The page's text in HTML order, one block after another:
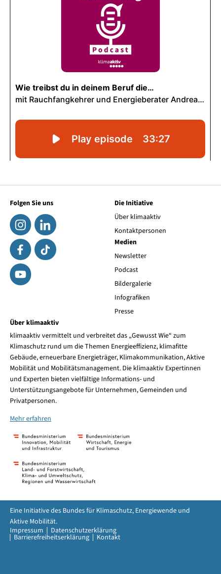
Folgen Sie uns
Die Initiative
Über klimaaktiv
Kontaktpersonen
Medien
Newsletter
Podcast
Bildergalerie
Infografiken
Presse
Über klimaaktiv
klimaaktiv vermittelt und verbreitet das „Gewusst Wie“ zum
Klimaschutz rund um die Themen Energieeffizienz, klimafitte
Gebäude, erneuerbare Energieträger, Klimakommunikation, Aktive
Mobilität und Mobilitätsmanagement. Die klimaaktiv Expertinnen
und Experten bieten vielfältige Informations- und
Unterstützungsangebote für Unternehmen, Gemeinden und
Privatpersonen.
Mehr erfahren
Impressum Datenschutzerklärung
Barrierefreiheitserklärung Kontakt
Eine Initiative des Bundes für Klimaschutz, Energiewende und
Aktive Mobilität.